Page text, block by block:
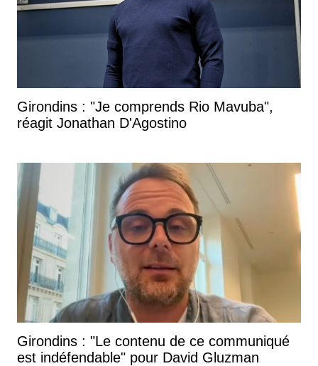
Girondins : "Je comprends Rio Mavuba",
réagit Jonathan D'Agostino
Girondins : "Le contenu de ce communiqué
est indéfendable" pour David Gluzman